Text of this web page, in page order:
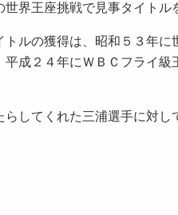
界王座挑戦で見事タイトル
ルの獲得は、昭和５３年
成２４年にＷＢＣフライ級
してくれた三浦選手に対